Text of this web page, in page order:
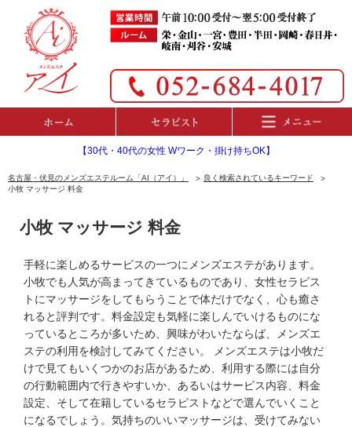
【30代・40代の女性 Wワーク・掛け持ちOK】
名古屋・伏見のメンズエステルーム「AI（アイ）」
良く検索されているキーワード
小牧 マッサージ 料金
小牧 マッサージ 料金
手軽に楽しめるサービスの一つにメンズエステがあります。
小牧でも人気が高まってきているものであり、女性セラピス
トにマッサージをしてもらうことで体だけでなく、心も癒さ
れると評判です。料金設定も気軽に楽しんでいけるものにな
っているところが多いため、興味がわいたならば、メンズエ
ステの利用を検討してみてください。 メンズエステは小牧だ
けで見てもいくつかのお店があるため、利用する際には自分
の行動範囲内で行きやすいか、あるいはサービス内容、料金
設定、そして在籍しているセラピストなどで選んでいくこと
になるでしょう。気持ちのいいマッサージは、受けてみない